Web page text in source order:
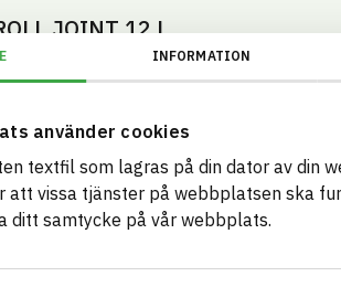
INFORMATION
använder cookies
textfil som lagras på din dator av din
att vissa tjänster på webbplatsen ska
ditt samtycke på vår webbplats.
JOINT 12 L
och tak inomhus
596913